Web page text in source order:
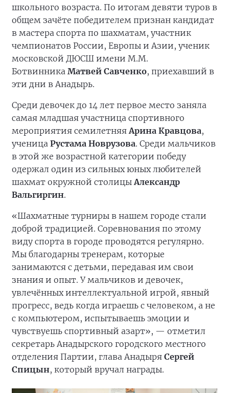
школьного возраста. По итогам девяти туров в
общем зачёте победителем признан кандидат
в мастера спорта по шахматам, участник
чемпионатов России, Европы и Азии, ученик
московской ДЮСШ имени М.М.
Ботвинника Матвей Савченко, приехавший в
эти дни в Анадырь.
Среди девочек до 14 лет первое место заняла
самая младшая участница спортивного
мероприятия семилетняяАрина Кравцова,
ученица Рустама Новрузова. Среди мальчиков
в этой же возрастной категории победу
одержал один из сильных юных любителей
шахмат окружной столицыАлександр
Вальгиргин.
«Шахматные турниры в нашем городе стали
доброй традицией. Соревнования по этому
виду спорта в городе проводятся регулярно.
Мы благодарны тренерам, которые
занимаются с детьми, передавая им свои
знания и опыт. У мальчиков и девочек,
увлечённых интеллектуальной игрой, явный
прогресс, ведь когда играешь с человеком, а не
с компьютером, испытываешь эмоции и
чувствуешь спортивный азарт», — отметил
секретарь Анадырского городского местного
отделения Партии, глава Анадыря Сергей
Спицын, который вручал награды.